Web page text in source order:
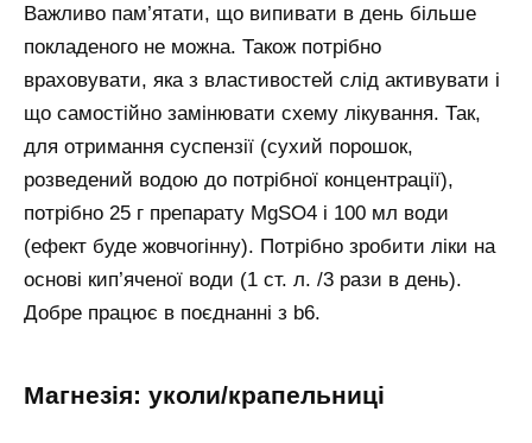
Важливо пам’ятати, що випивати в день більше
покладеного не можна. Також потрібно
враховувати, яка з властивостей слід активувати і
що самостійно замінювати схему лікування. Так,
для отримання суспензії (сухий порошок,
розведений водою до потрібної концентрації),
потрібно 25 г препарату MgSO4 і 100 мл води
(ефект буде жовчогінну). Потрібно зробити ліки на
основі кип’яченої води (1 ст. л. /3 рази в день).
Добре працює в поєднанні з b6.
Магнезія: уколи/крапельниці